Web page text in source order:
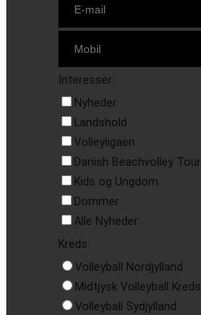
Interesser:
Nyheder
Landshold
Volleyligaen
Danish Beachvolley Tour
Kids og Ungdom
Dommer
Alle Nyheder
Kreds:
Volleyball Nordjylland
Midtjysk Volleyball Kreds
Volleyball Sydjylland